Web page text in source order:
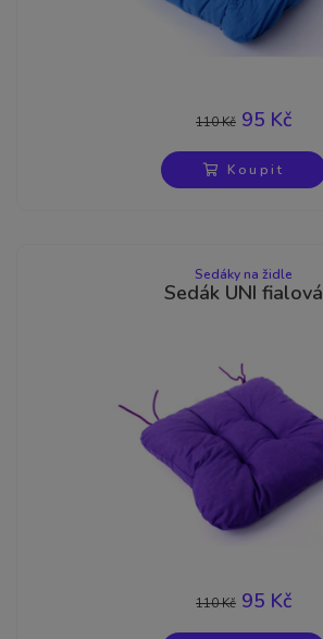
110 Kč 95 Kč
Koupit
Sedáky na židle
Sedák UNI fialová
110 Kč 95 Kč